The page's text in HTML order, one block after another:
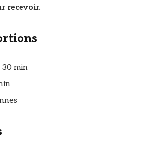
recevoir.
30 min